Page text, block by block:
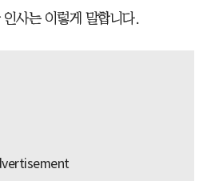
사는 이렇게 말합니다.